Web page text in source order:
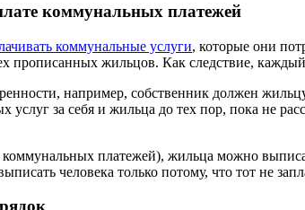
коммунальных платежей
коммунальные услуги, которые они
прописанных жильцов. Как следствие,
например, собственник должен
за себя и жильца до тех пор, пока не
платежей), жильца можно
человека только потому, что тот не